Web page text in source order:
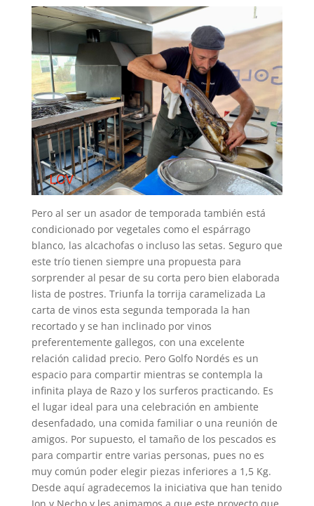
Pero al ser un asador de temporada también está
condicionado por vegetales como el espárrago
blanco, las alcachofas o incluso las setas. Seguro que
este trío tienen siempre una propuesta para
sorprender al pesar de su corta pero bien elaborada
lista de postres. Triunfa la torrija caramelizada La
carta de vinos esta segunda temporada la han
recortado y se han inclinado por vinos
preferentemente gallegos, con una excelente
relación calidad precio. Pero Golfo Nordés es un
espacio para compartir mientras se contempla la
infinita playa de Razo y los surferos practicando. Es
el lugar ideal para una celebración en ambiente
desenfadado, una comida familiar o una reunión de
amigos. Por supuesto, el tamaño de los pescados es
para compartir entre varias personas, pues no es
muy común poder elegir piezas inferiores a 1,5 Kg.
Desde aquí agradecemos la iniciativa que han tenido